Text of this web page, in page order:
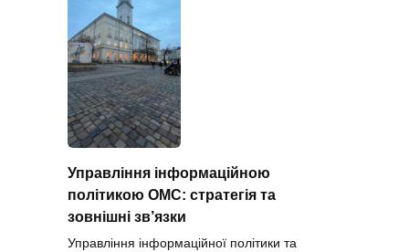
Управління інформаційною
політикою ОМС: стратегія та
зовнішні зв’язки
Управління інформаційної політики та